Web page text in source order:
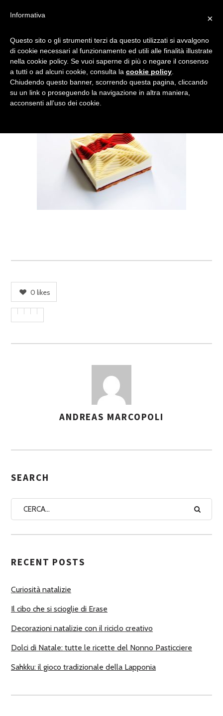
TORTE DINARA KASKO
0 likes
S
G
A
U
O
I
ANDREAS MARCOPOLI
SEARCH
RECENT POSTS
Curiosità natalizie
Il cibo che si scioglie di Erase
Decorazioni natalizie con il riciclo creativo
Dolci di Natale: tutte le ricette del Nonno Pasticciere
Sahkku: il gioco tradizionale della Lapponia
×
Informativa
Questo sito o gli strumenti terzi da questo utilizzati si avvalgono
di cookie necessari al funzionamento ed utili alle finalità illustrate
nella cookie policy. Se vuoi saperne di più o negare il consenso
a tutti o ad alcuni cookie, consulta la cookie policy
Chiudendo questo banner, scorrendo questa pagina, cliccando
su un link o proseguendo la navigazione in altra maniera,
acconsenti all’uso dei cookie.